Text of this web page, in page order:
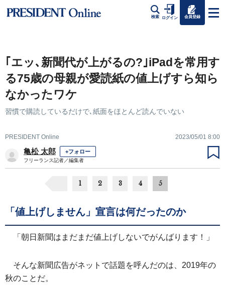
検索 ログイン 会員登録
｢エッ､新聞代が上がるの?｣iPadを常用す
る75歳の母親が愛読紙の値上げすら知ら
なかったワケ
習慣で購読しているだけで､紙面をほとんど読んでいない
PRESIDENT Online 2023/05/01 8:00
亀松 太郎 +フォロー
フリーランス記者／編集者
1 2 3 4 5
「値上げしません」宣言は何だったのか
「朝日新聞はまだまだ値上げしないでがんばります！」
そんな新聞広告がネットで話題を呼んだのは、2019年の
秋のことだ。